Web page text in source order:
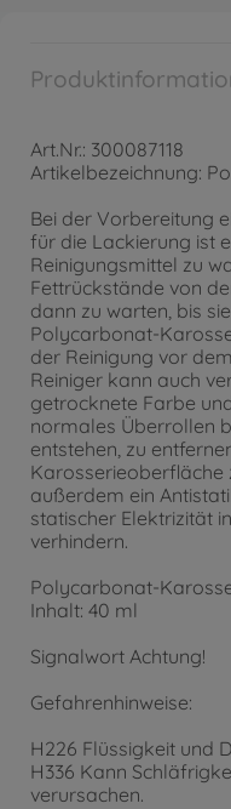
Art.Nr.: 300087118
Artikelbezeichnung:
Bei der Vorbereitung
für die Lackierung ist
Reinigungsmittel zu
Fettrückstände von
dann zu warten, bis
Polycarbonat-
der Reinigung vor
Reiniger kann auch
getrocknete Farbe
normales Überrollen
entstehen, zu
Karosserieoberfläche
außerdem ein
statischer Elektrizität
verhindern.
Polycarbonat-
Inhalt: 40 ml
Signalwort Achtung!
Gefahrenhinweise:
H226 Flüssigkeit und
H336 Kann
verursachen.